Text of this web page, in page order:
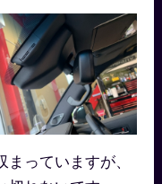
っていますが、